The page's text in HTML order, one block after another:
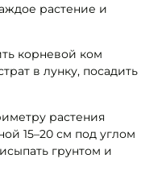
растение и
корневой ком
в лунку, посадить
растения
15–20 см под углом
грунтом и